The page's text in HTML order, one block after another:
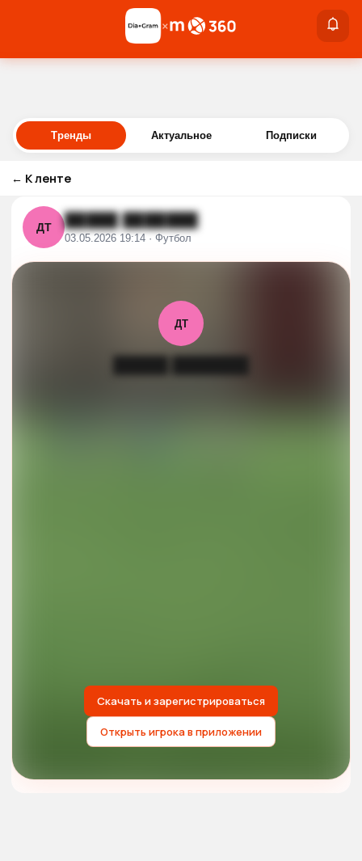
Войти
×
Тренды Актуальное Подписки
← К ленте
ДТ █████ ███████
03.05.2026 19:14 · Футбол
ДТ
Скачать и зарегистрироваться
Открыть игрока в приложении